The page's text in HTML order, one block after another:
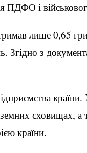
ПДФО і
лише 0,65
Згідно з
сховищах, а
країни.